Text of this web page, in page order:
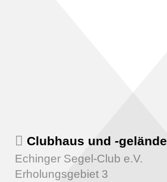
Clubhaus und -gelände
Echinger Segel-Club e.V.
Erholungsgebiet 3